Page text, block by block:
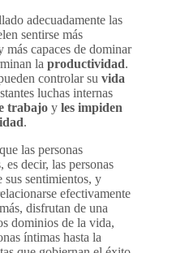
adecuadamente las
sentirse más
más capaces de dominar
la productividad.
controlar su vida
luchas internas
trabajo y les impiden
.
las personas
es decir, las personas
sus sentimientos, y
efectivamente
disfrutan de una
dominios de la vida,
íntimas hasta la